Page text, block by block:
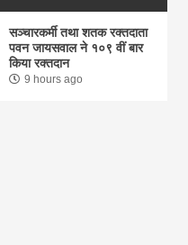
सञ्चारकर्मी तथा शतक रक्तदाता
पवन जायसवाल ने १०९ वीं बार
किया रक्तदान
9 hours ago